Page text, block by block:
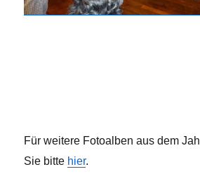
Für weitere Fotoalben aus dem
Sie bitte hier.